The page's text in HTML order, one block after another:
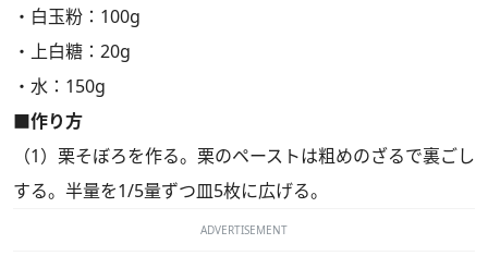
・白玉粉：100g
・上白糖：20g
・水：150g
■作り方
（1）栗そぼろを作る。栗のペーストは粗めのざるで裏ごし
する。半量を1/5量ずつ皿5枚に広げる。
ADVERTISEMENT